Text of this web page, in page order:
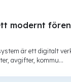
modernt
är ett digitalt
avgifter, kommu...